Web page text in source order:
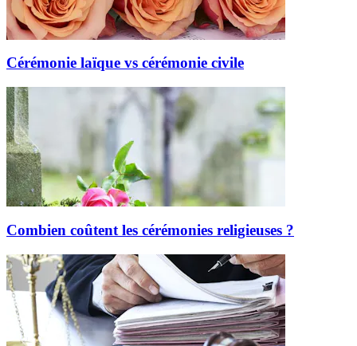
Cérémonie laïque vs cérémonie civile
Combien coûtent les cérémonies religieuses ?